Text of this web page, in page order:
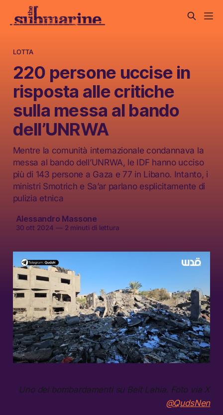
LOTTA
220 persone uccise in
risposta alle critiche
sulla messa al bando
dell’UNRWA
Mentre la comunità internazionale condannava la
messa al bando dell’UNRWA, le IDF hanno ucciso
più di 143 persone a Gaza e 77 in Libano. Intanto, i
ministri Smotrich e Sa’ar parlano esplicitamente di
pulizia etnica
Alessandro Massone
30 ott 2024 — 2 minuti di lettura
Uno dei bombardamenti su Beit Lahia. Foto via X
@QudsNen